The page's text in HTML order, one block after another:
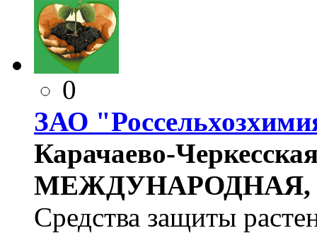
0
ЗАО
Карачаево-
МЕЖДУНАРОДНАЯ,
Средства защиты